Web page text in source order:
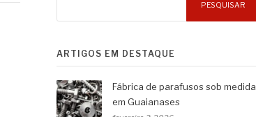
PESQUISAR
ARTIGOS EM DESTAQUE
Fábrica de parafusos sob medida
em Guaianases